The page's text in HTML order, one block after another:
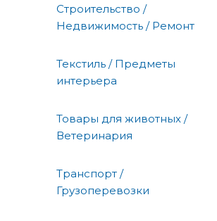
Строительство /
Недвижимость / Ремонт
Текстиль / Предметы
интерьера
Товары для животных /
Ветеринария
Транспорт /
Грузоперевозки